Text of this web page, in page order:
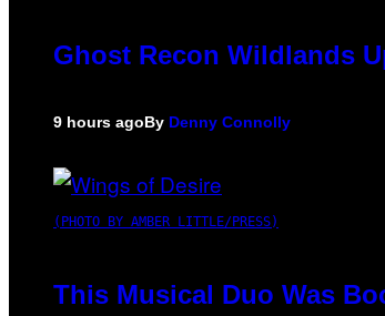
Ghost Recon Wildlands
9 hours agoBy Denny Connolly
(PHOTO BY AMBER LITTLE/PRESS)
This Musical Duo Was